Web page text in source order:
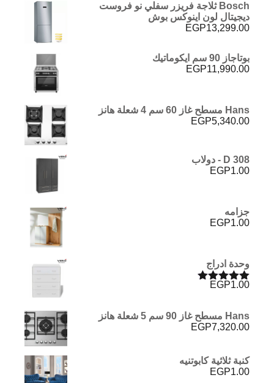
Bosch ثلاجة فريزر سفلي نو فروست
ديجيتال لون اينوكس بوش
EGP13,299.00
بوتاجاز 90 سم ايكوماتيك
EGP11,990.00
Hans مسطح غاز 60 سم 4 شعلة هانز
EGP5,340.00
D 308 - دولاب
EGP1.00
جزامه
EGP1.00
وحدة ادراج
تم التقييم
EGP1.00
Hans مسطح غاز 90 سم 5 شعلة هانز
EGP7,320.00
كنبة ثلاثية كابوتنيه
EGP1.00